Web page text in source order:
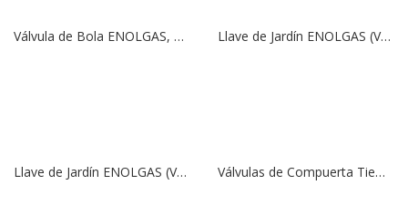
Válvula de Bola ENOLGAS, Modelo ROBEX VT S.0370 | 1/2″ | PN (40) Llave de Jardín ENOLGAS (Válvula de Bola), Modelo EKO S.0061 | 3/4″ | PN (16)
Llave de Jardín ENOLGAS (Válvula de Bola), Modelo EKO S.0061 | 1/2″ | PN (16) Válvulas de Compuerta Tiemme | PN16 | 1”